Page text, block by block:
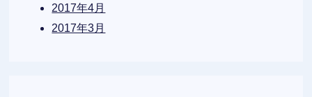
2017年4月
2017年3月